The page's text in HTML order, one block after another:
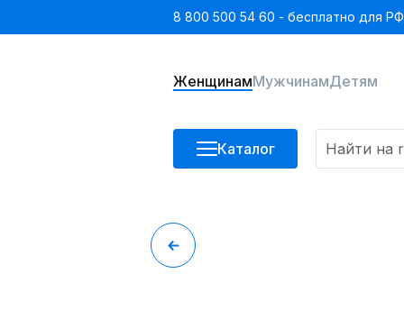
8 800 500 54 60 - бесплатно для РФ
ЖенщинамМужчинамДетям
Каталог